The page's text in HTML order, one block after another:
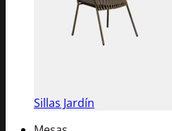
Sillas Jardín